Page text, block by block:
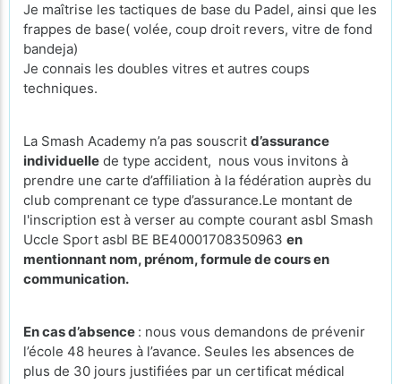
Je maîtrise les tactiques de base du Padel, ainsi que les
frappes de base( volée, coup droit revers, vitre de fond
bandeja)
Je connais les doubles vitres et autres coups
techniques.
La Smash Academy n’a pas souscrit d’assurance
individuelle de type accident, nous vous invitons à
prendre une carte d’affiliation à la fédération auprès du
club comprenant ce type d’assurance.Le montant de
l'inscription est à verser au compte courant asbl Smash
Uccle Sport asbl BE BE40001708350963 en
mentionnant nom, prénom, formule de cours en
communication.
En cas d’absence : nous vous demandons de prévenir
l’école 48 heures à l’avance. Seules les absences de
plus de 30 jours justifiées par un certificat médical